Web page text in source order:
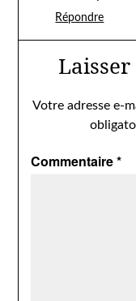
Répondre
Votre adresse e-
Commentaire*